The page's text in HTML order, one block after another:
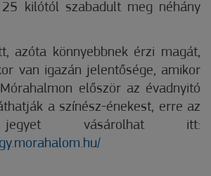
kilótól szabadult meg néhány
azóta könnyebbnek érzi magát,
van igazán jelentősége, amikor
először az évadnyitó
a színész-énekest, erre az
jegyet vásárolhat itt: